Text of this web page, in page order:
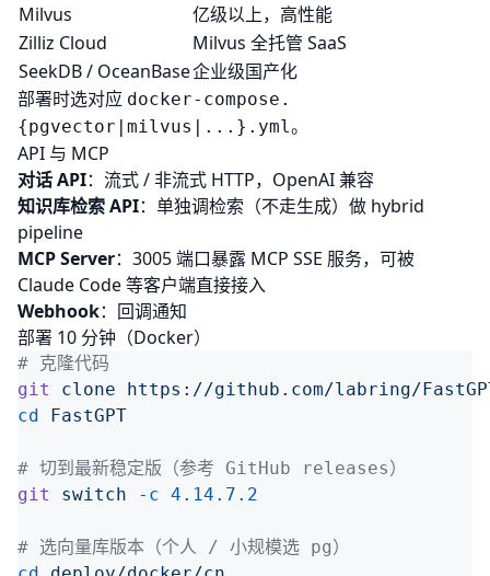
Milvus
亿级以上，高性能
Zilliz Cloud
Milvus 全托管 SaaS
SeekDB / OceanBase企业级国产化
部署时选对应 docker-compose.
{pgvector|milvus|...}.yml。
API 与 MCP
对话 API：流式 / 非流式 HTTP，OpenAI 兼容
知识库检索 API：单独调检索（不走生成）做 hybrid
pipeline
MCP Server：3005 端口暴露 MCP SSE 服务，可被
Claude Code等客户端直接接入
Webhook：回调通知
部署 10 分钟（Docker）
git
clone
cd
git
switch -c